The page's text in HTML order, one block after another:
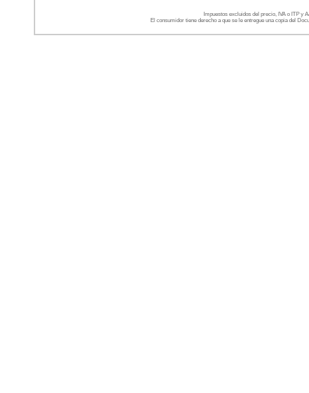
Impuestos excluidos del precio, IVA o ITP y
El consumidor tiene derecho a que se le entregue una copia del